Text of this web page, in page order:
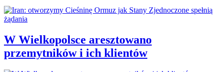
W Wielkopolsce aresztowano
przemytników i ich klientów